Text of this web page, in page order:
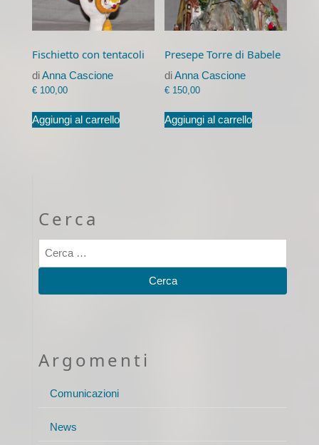
Fischietto con tentacoli
diAnna Cascione
€100,00
Aggiungi al carrello
Presepe Torre di Babele
diAnna Cascione
€ 150,00
Aggiungi al carrello
Cerca
Argomenti
Comunicazioni
News